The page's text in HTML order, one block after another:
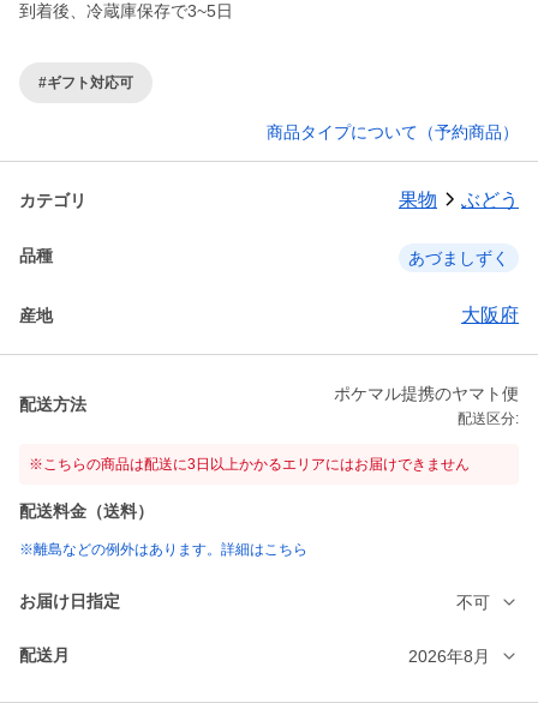
到着後、冷蔵庫保存で3~5日
#ギフト対応可
商品タイプについて（予約商品）
カテゴリ 果物 ぶどう
品種 あづましずく
産地 大阪府
配送方法
ポケマル提携のヤマト便
配送区分:
※こちらの商品は配送に3日以上かかるエリアにはお届けできません
配送料金（送料）
※離島などの例外はあります。詳細はこちら
お届け日指定 不可
配送月 2026年8月